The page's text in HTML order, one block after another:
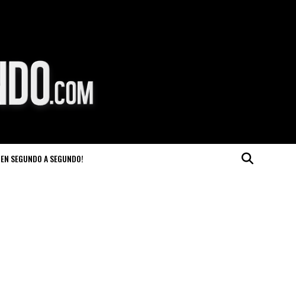
SEGUNDO A SEGUNDO!